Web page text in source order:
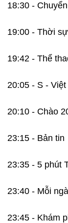
18:30 -
19:00 - Thời
19:42 - Thể
20:05 - S - Việt
20:10 - Chào
23:15 - Bản tin
23:35 - 5 phút
23:40 - Mỗi
23:45 - Khám